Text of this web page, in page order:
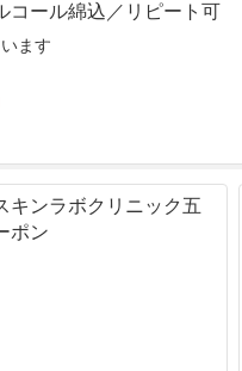
コール綿込／リピート可
ます